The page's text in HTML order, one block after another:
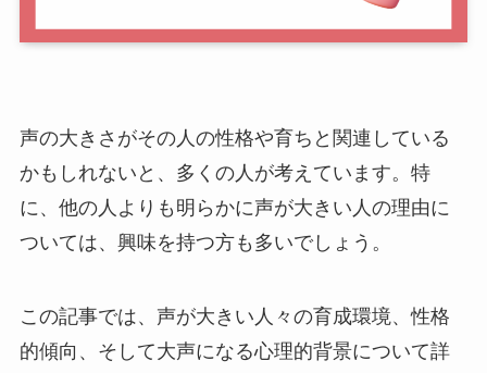
声の大きさがその人の性格や育ちと関連している
かもしれないと、多くの人が考えています。特
に、他の人よりも明らかに声が大きい人の理由に
ついては、興味を持つ方も多いでしょう。
この記事では、声が大きい人々の育成環境、性格
的傾向、そして大声になる心理的背景について詳